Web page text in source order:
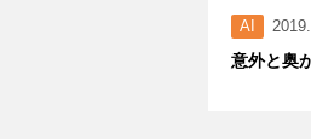
AI
意外と奥